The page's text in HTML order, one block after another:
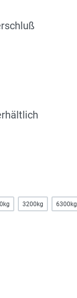
3200kg 6300kg